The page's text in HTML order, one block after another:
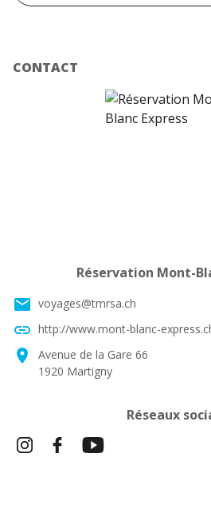
CONTACT
Réservation Mont-
email voyages@tmrsa.ch
link http://www.mont-blanc-
location_on
Avenue de la Gare 66
1920 Martigny
Réseaux